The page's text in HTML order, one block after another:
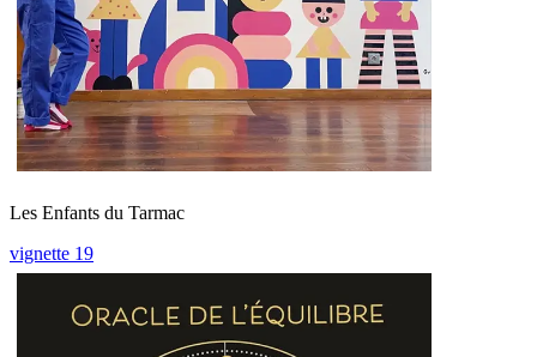
Les Enfants du Tarmac
vignette 19